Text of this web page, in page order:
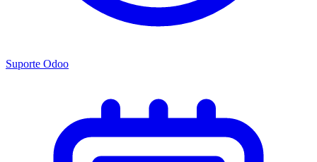
Suporte Odoo